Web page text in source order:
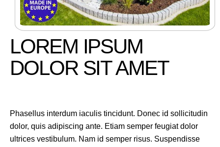
LOREM IPSUM
DOLOR SIT AMET
Phasellus interdum iaculis tincidunt. Donec id sollicitudin
dolor, quis adipiscing ante. Etiam semper feugiat dolor
ultrices vestibulum. Nam id semper risus. Suspendisse